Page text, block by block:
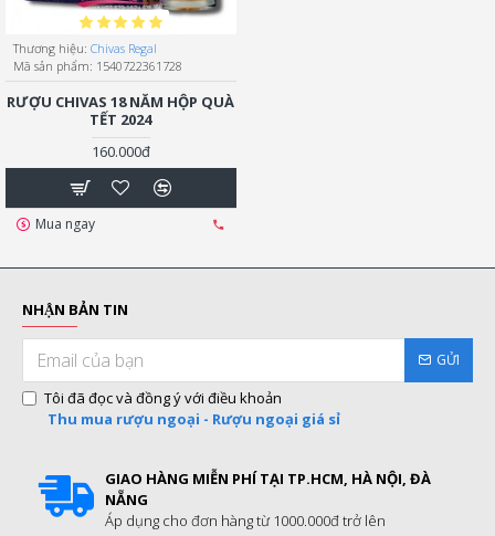
Thương hiệu: Chivas Regal
Mã sản phẩm: 1540722361728
RƯỢU CHIVAS 18 NĂM HỘP QUÀ
TẾT 2024
160.000đ
Mua ngay
NHẬN BẢN TIN
GỬI
Tôi đã đọc và đồng ý với điều khoản
Thu mua rượu ngoại - Rượu ngoại giá sỉ
GIAO HÀNG MIỄN PHÍ TẠI TP.HCM, HÀ NỘI, ĐÀ
NẴNG
Áp dụng cho đơn hàng từ 1000.000đ trở lên